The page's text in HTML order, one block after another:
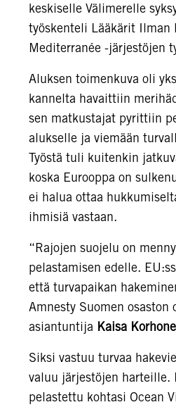
keskiselle Välimerelle
työskenteli Lääkärit Ilman
Mediterranée -järjestöjen
Aluksen toimenkuva oli
kannelta havaittiin
sen matkustajat pyrittiin
alukselle ja viemään
Työstä tuli kuitenkin
koska Eurooppa on
ei halua ottaa
ihmisiä vastaan.
“Rajojen suojelu on
pelastamisen edelle.
että turvapaikan
Amnesty Suomen osaston
asiantuntija Kaisa
Siksi vastuu turvaa
valuu järjestöjen harteille.
pelastettu kohtasi Ocean